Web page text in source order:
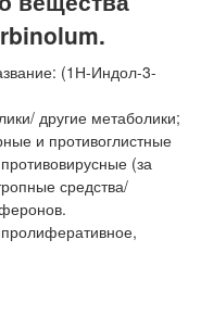
(1Н-Индол-3-
другие метаболики;
и противоглистные
(за
средства/